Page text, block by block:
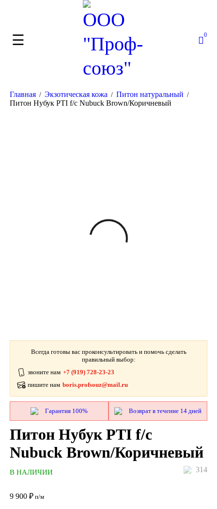
0
Главная / Экзотическая кожа / Питон натуральный /
Питон Нубук PTI f/c Nubuck Brown/Коричневый
Всегда готовы вас проконсультировать и помочь сделать
правильный выбор:
звоните нам +7 (919) 728-23-23
пишите нам boris.profsouz@mail.ru
Гарантия 100% Возврат в течение 14 дней
Питон Нубук PTI f/c
Nubuck Brown/Коричневый
314
В НАЛИЧИИ
9 900 ₽ п/м